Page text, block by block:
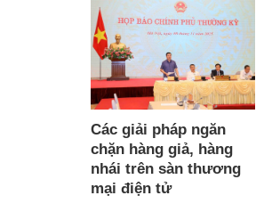
Các giải pháp ngăn
chặn hàng giả, hàng
nhái trên sàn thương
mại điện tử